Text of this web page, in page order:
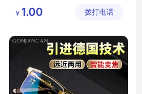
装备有限
￥ 1.00 拨打电话